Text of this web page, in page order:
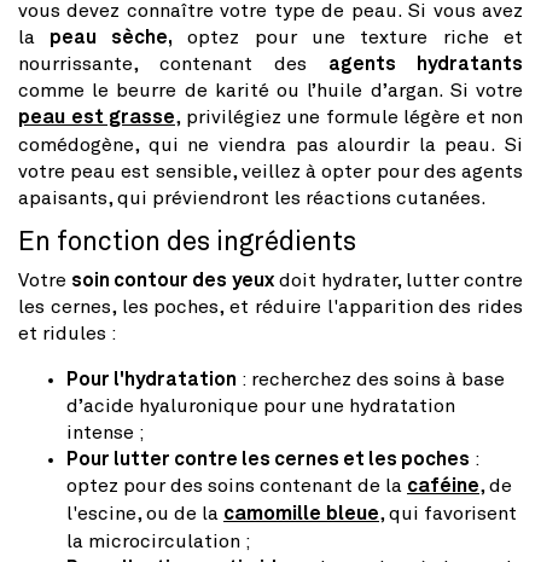
vous devez connaître votre type de peau. Si vous avez
la peau sèche, optez pour une texture riche et
nourrissante, contenant des agents hydratants
comme le beurre de karité ou l’huile d’argan. Si votre
peau est grasse, privilégiez une formule légère et non
comédogène, qui ne viendra pas alourdir la peau. Si
votre peau est sensible, veillez à opter pour des agents
apaisants, qui préviendront les réactions cutanées.
En fonction des ingrédients
Votre soin contour des yeuxdoit hydrater, lutter contre
les cernes, les poches, et réduire l'apparition des rides
et ridules :
Pour l'hydratation : recherchez des soins à base
d’acide hyaluronique pour une hydratation
intense ;
Pour lutter contre les cernes et les poches :
optez pour des soins contenant de la caféine, de
l'escine, ou de la camomille bleue, qui favorisent
la microcirculation ;